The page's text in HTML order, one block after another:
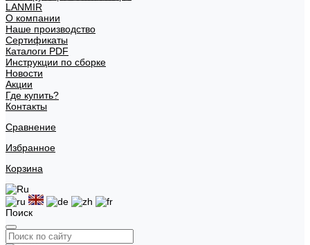
LANMIR
О компании
Наше производство
Сертификаты
Каталоги PDF
Инструкции по сборке
Новости
Акции
Где купить?
Контакты
Сравнение
Избранное
Корзина
Поиск